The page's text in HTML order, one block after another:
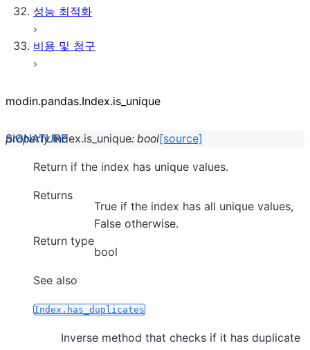
성능 최적화
비용 및 청구
modin.pandas.Index.is_unique
property Index.is_unique: bool[source]
Return if the index has unique values.
Returns
True if the index has all unique values,
False otherwise.
Return type
bool
See also
Index.has_duplicates
Inverse method that checks if it has duplicate